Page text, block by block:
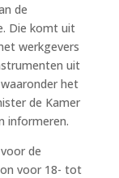
de
Die komt uit
werkgevers
uit
het
de Kamer
informeren.
de
voor 18- tot